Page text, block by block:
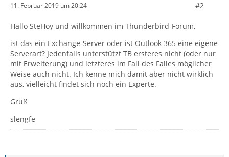
11. Februar 2019 um 20:24 #2
Hallo SteHoy und willkommen im Thunderbird-Forum,
ist das ein Exchange-Server oder ist Outlook 365 eine eigene
Serverart? Jedenfalls unterstützt TB ersteres nicht (oder nur
mit Erweiterung) und letzteres im Fall des Falles möglicher
Weise auch nicht. Ich kenne mich damit aber nicht wirklich
aus, vielleicht findet sich noch ein Experte.
Gruß
slengfe